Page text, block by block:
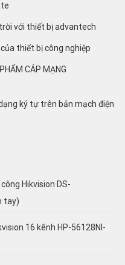
với thiết bị advantech
thiết bị công nghiệp
CÁP MẠNG
ký tự trên bản mạch điện
Hikvision DS-
tay)
16 kênh HP-56128NI-